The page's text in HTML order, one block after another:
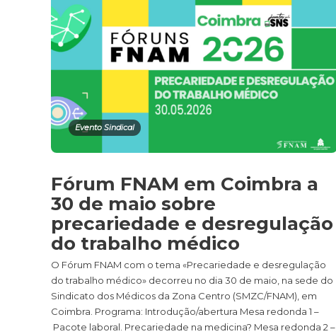
Evento Sindical
Fórum FNAM em Coimbra a
30 de maio sobre
precariedade e desregulação
do trabalho médico
O Fórum FNAM com o tema «Precariedade e desregulação
do trabalho médico» decorreu no dia 30 de maio, na sede do
Sindicato dos Médicos da Zona Centro (SMZC/FNAM), em
Coimbra. Programa: Introdução/abertura Mesa redonda 1 –
Pacote laboral. Precariedade na medicina? Mesa redonda 2 –